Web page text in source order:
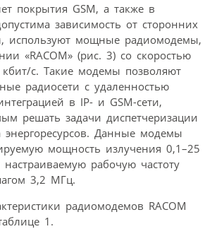
покрытия GSM, а также в
зависимость от сторонних
используют мощные радиомодемы,
«RACOM» (рис. 3) со скоростью
с. Такие модемы позволяют
радиосети с удаленностью
в IP- и GSM-cети,
решать задачи диспетчеризации
энергоресурсов. Данные модемы
мощность излучения 0,1–25
рабочую частоту
3,2 МГц.
радиомодемов RACOM
1.